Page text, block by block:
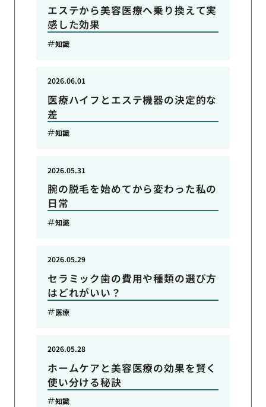
エステから美容医療へ乗り換えて実
感した効果
知識
医療ハイフとエステ機器の決定的な
差
2026.06.01
知識
腕の脱毛を始めてから変わった私の
日常
2026.05.31
知識
セラミック歯の費用や種類の選び方
はどれがいい？
2026.05.29
医療
ホームケアと美容医療の効果を賢く
使い分ける秘訣
2026.05.28
知識